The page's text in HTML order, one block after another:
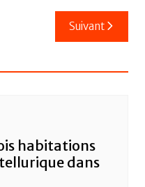
Suivant
habitations
tellurique dans